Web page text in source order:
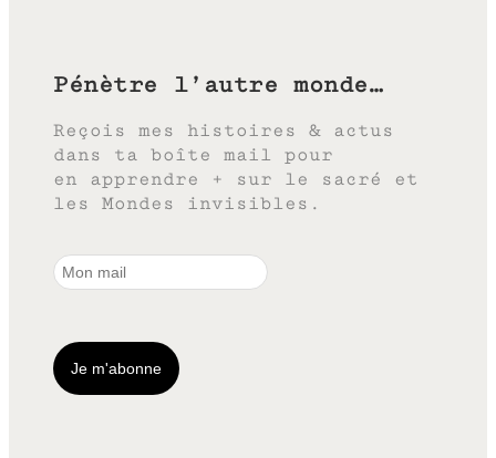
Pénètre l’autre monde…
Reçois mes histoires & actus
dans ta boîte mail pour
en apprendre + sur le sacré et
les Mondes invisibles.